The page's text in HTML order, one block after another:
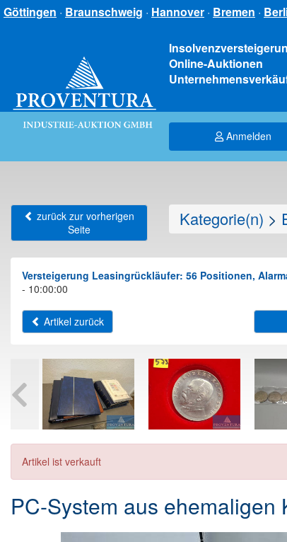
Göttingen · Braunschweig · Hannover · Bremen ·
Online-Auktionen
Anmelden
zurück zur vorherigen
Seite
Kategorie(n) >
Versteigerung Leasingrückläufer: 56 Positionen,
- 10:00:00
Artikel zurück
Artikel ist verkauft
PC-System aus ehemaligen